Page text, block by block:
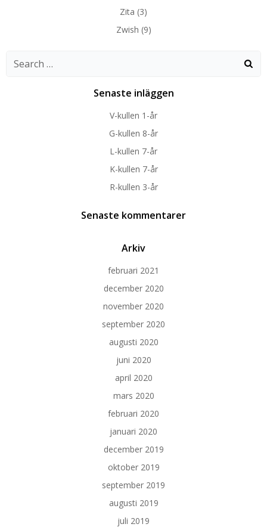
Zita (3)
Zwish (9)
Search
Senaste inläggen
V-kullen 1-år
G-kullen 8-år
L-kullen 7-år
K-kullen 7-år
R-kullen 3-år
Senaste kommentarer
Arkiv
februari 2021
december 2020
november 2020
september 2020
augusti 2020
juni 2020
april 2020
mars 2020
februari 2020
januari 2020
december 2019
oktober 2019
september 2019
augusti 2019
juli 2019